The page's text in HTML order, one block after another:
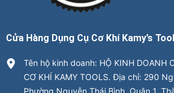
Cửa Hàng Dụng Cụ Cơ Khí Kamy’s
Tên hộ kinh doanh: HỘ KINH DOANH
CƠ KHÍ KAMY TOOLS. Địa chỉ: 290